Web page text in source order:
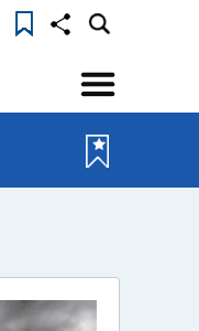
選
單